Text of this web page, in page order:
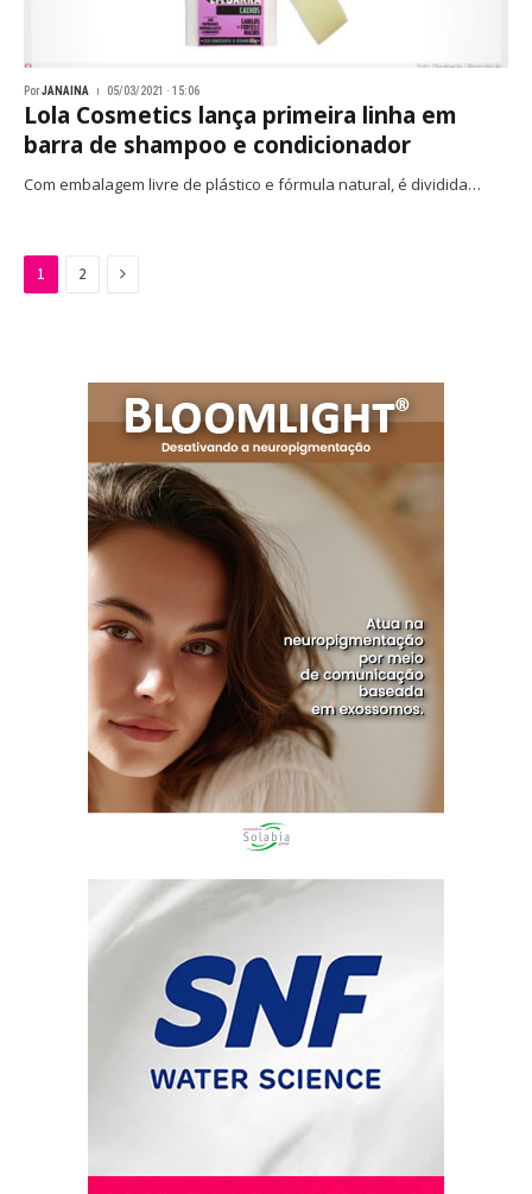
PorJANAINA 05/03/2021 · 15:06
Lola Cosmetics lança primeira linha em
barra de shampoo e condicionador
Com embalagem livre de plástico e fórmula natural, é dividida…
1 2 Next